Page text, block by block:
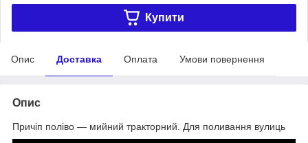
Купити
Опис Доставка Оплата Умови повернення
Опис
Причіп поліво — мийний тракторний. Для поливання вулиць